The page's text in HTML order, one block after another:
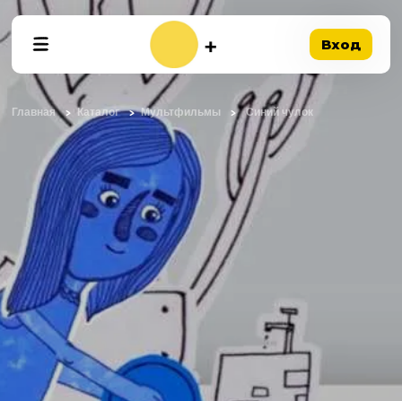
Вход
Главная Каталог Мультфильмы Синий чулок